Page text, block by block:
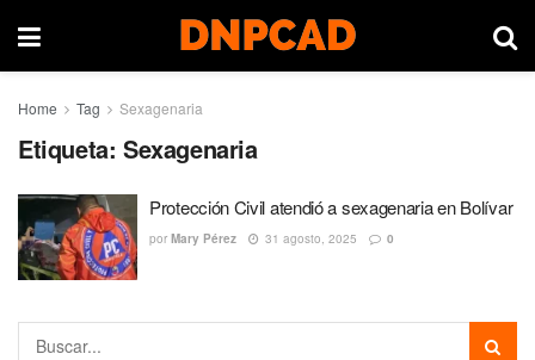
Home Tag Sexagenaria
Etiqueta: Sexagenaria
Protección Civil atendió a sexagenaria en Bolívar
por Mary Pérez 31 agosto, 2025 0